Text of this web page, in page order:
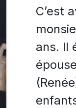
C’est
ans. Il